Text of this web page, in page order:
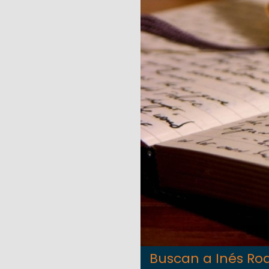
Buscan a Inés